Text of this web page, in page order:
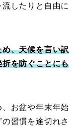
したりと自由に
、天候を言い訳
を防ぐことにも
お盆や年末年始
習慣を途切れさ